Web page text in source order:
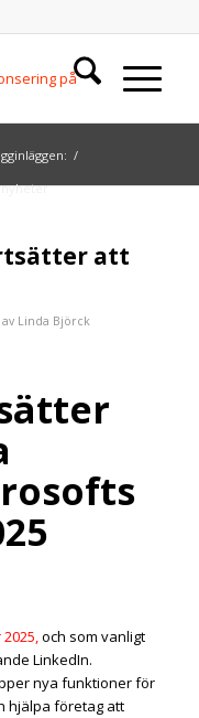
/
nyheter
att
av Linda Björck
och som vanligt
LinkedIn.
nya funktioner för
hjälpa företag att